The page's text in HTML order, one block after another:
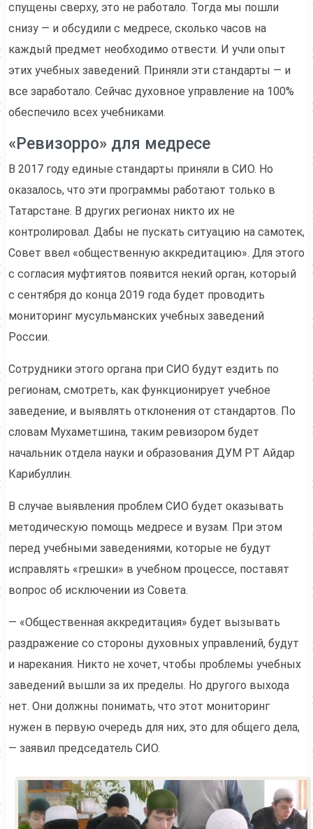
спущены сверху, это не работало. Тогда мы пошли
снизу — и обсудили с медресе, сколько часов на
каждый предмет необходимо отвести. И учли опыт
этих учебных заведений. Приняли эти стандарты — и
все заработало. Сейчас духовное управление на 100%
обеспечило всех учебниками.
«Ревизорро» для медресе
В 2017 году единые стандарты приняли в СИО. Но
оказалось, что эти программы работают только в
Татарстане. В других регионах никто их не
контролировал. Дабы не пускать ситуацию на самотек,
Совет ввел «общественную аккредитацию». Для этого
с согласия муфтиятов появится некий орган, который
с сентября до конца 2019 года будет проводить
мониторинг мусульманских учебных заведений
России.
Сотрудники этого органа при СИО будут ездить по
регионам, смотреть, как функционирует учебное
заведение, и выявлять отклонения от стандартов. По
словам Мухаметшина, таким ревизором будет
начальник отдела науки и образования ДУМ РТ Айдар
Карибуллин.
В случае выявления проблем СИО будет оказывать
методическую помощь медресе и вузам. При этом
перед учебными заведениями, которые не будут
исправлять «грешки» в учебном процессе, поставят
вопрос об исключении из Совета.
— «Общественная аккредитация» будет вызывать
раздражение со стороны духовных управлений, будут
и нарекания. Никто не хочет, чтобы проблемы учебных
заведений вышли за их пределы. Но другого выхода
нет. Они должны понимать, что этот мониторинг
нужен в первую очередь для них, это для общего дела,
— заявил председатель СИО.